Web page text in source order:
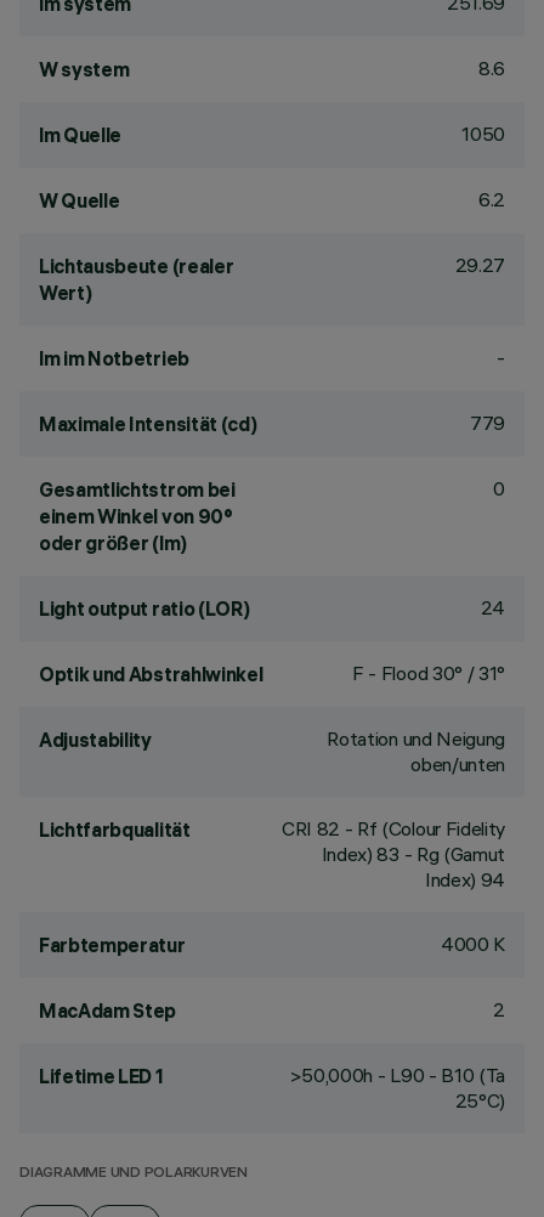
W system 8.6
lm Quelle 1050
W Quelle 6.2
Lichtausbeute (realer
Wert)
29.27
lm im Notbetrieb -
Maximale Intensität (cd) 779
Gesamtlichtstrom bei
einem Winkel von 90°
oder größer (lm)
0
Light output ratio (LOR) 24
Optik und Abstrahlwinkel F - Flood 30° / 31°
Adjustability
Rotation und Neigung
oben/unten
Lichtfarbqualität CRI 82 - Rf (Colour Fidelity
Index) 83 - Rg (Gamut
Index) 94
Farbtemperatur 4000 K
MacAdam Step 2
Lifetime LED 1
>50,000h - L90 - B10 (Ta
25°C)
DIAGRAMME UND POLARKURVEN